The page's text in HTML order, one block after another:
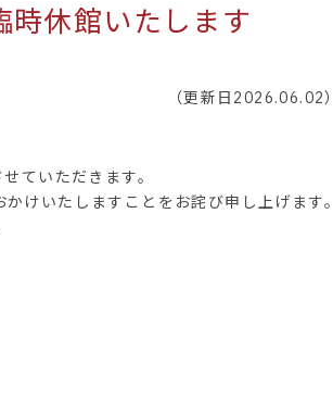
時休館いたします
（更新日2026.06.02）
ていただきます。
けいたしますことをお詫び申し上げます。